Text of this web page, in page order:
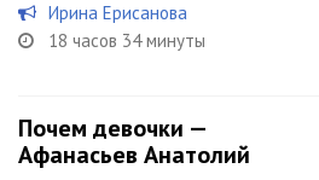
Ирина Ерисанова
18 часов 34 минуты
Почем девочки —
Афанасьев Анатолий